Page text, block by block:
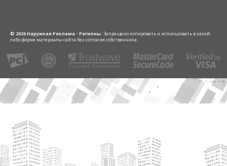
© 2026 Наружная Реклама - Регионы. Запрещено копировать и использовать в какой-
либо форме материалы сайта без согласия собственника.